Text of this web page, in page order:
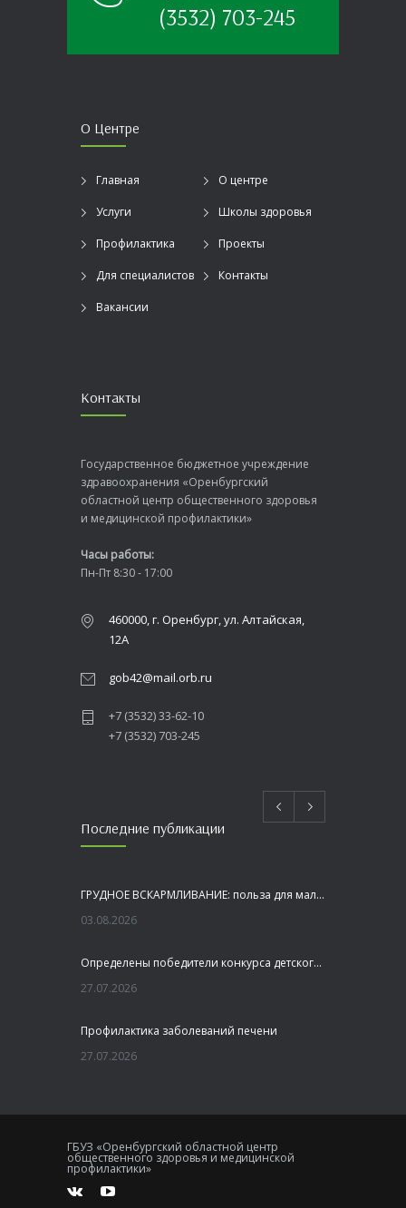
(3532) 703-245
О Центре
Главная О центре
Услуги Школы здоровья
Профилактика Проекты
Для специалистов Контакты
Вакансии
Контакты
Государственное бюджетное учреждение
здравоохранения «Оренбургский
областной центр общественного здоровья
и медицинской профилактики»
Часы работы:
Пн-Пт 8:30 - 17:00
460000, г. Оренбург, ул. Алтайская,
12А
gob42@mail.orb.ru
+7 (3532) 33-62-10
+7 (3532) 703-245
Последние публикации
ГРУДНОЕ ВСКАРМЛИВАНИЕ: польза для малыша и мамы
03.08.2026
Определены победители конкурса детского рисунка «Я шагаю по Оренбуржью»
27.07.2026
Профилактика заболеваний печени
27.07.2026
Как сохранить здоровье головного мозга
20.07.2026
ГБУЗ «Оренбургский областной центр
общественного здоровья и медицинской
профилактики»